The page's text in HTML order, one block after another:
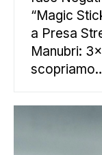
“Magic
a Presa
Manubri: